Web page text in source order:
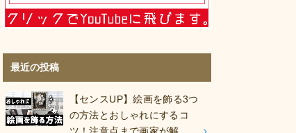
最近の投稿
【センスUP】絵画を飾る3つ
の方法とおしゃれにするコ